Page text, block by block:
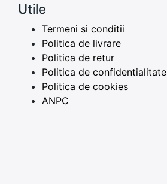
Utile
Termeni si conditii
Politica de livrare
Politica de retur
Politica de confidentialitate
Politica de cookies
ANPC